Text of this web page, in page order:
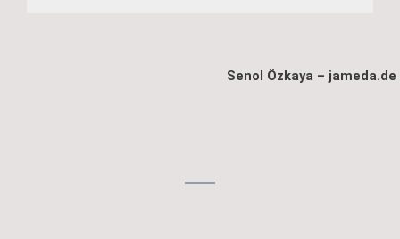
Senol Özkaya – jameda.de